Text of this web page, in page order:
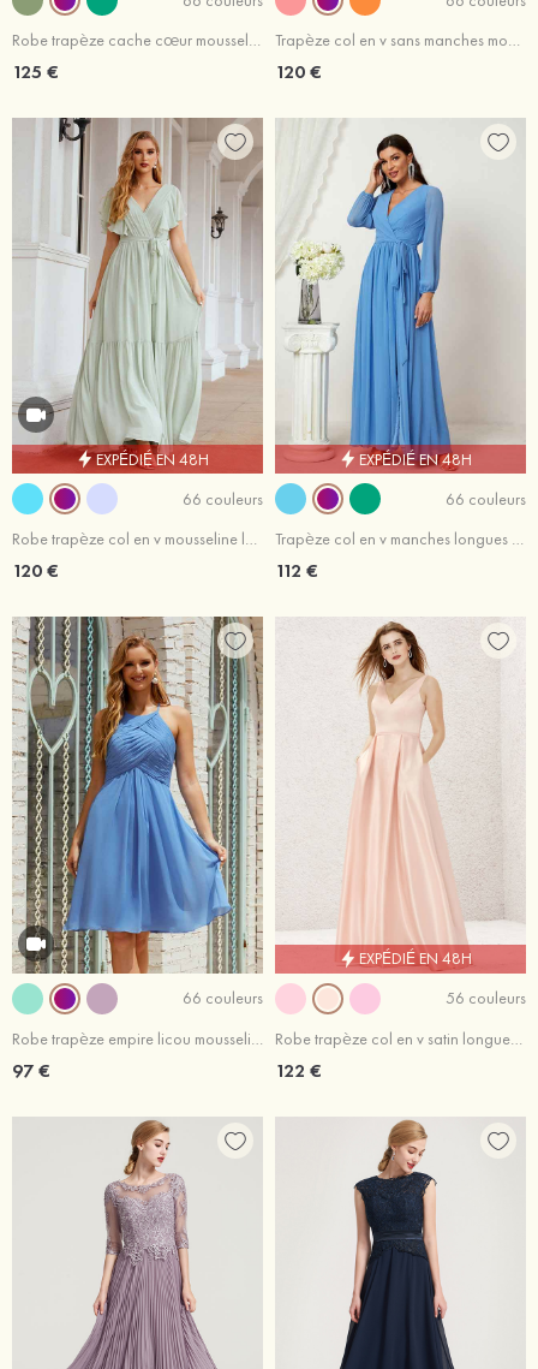
Robe trapèze cache cœur mousseline longueur genou robe de mère de la mariée avec fleurs plissé veste
125 €
Trapèze col en v sans manches mousseline ras du sol robe de demoiselle d'honneur avec fendue
120 €
EXPÉDIÉ EN 48H
66 couleurs
Robe trapèze col en v mousseline longueur ras du sol manches courtes robe de demoiselle d'honneur
120 €
EXPÉDIÉ EN 48H
66 couleurs
Trapèze col en v manches longues mousseline ras du sol robe de demoiselle d'honneur avec fendue
112 €
66 couleurs
97 €
EXPÉDIÉ EN 48H
56 couleurs
122 €